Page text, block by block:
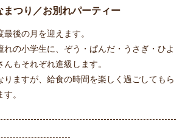
つり／お別れパーティー
後の月を迎えます。
れの小学生に、ぞう・ぱんだ・うさぎ・ひよ
もそれぞれ進級します。
りますが、給食の時間を楽しく過ごしてもら
。